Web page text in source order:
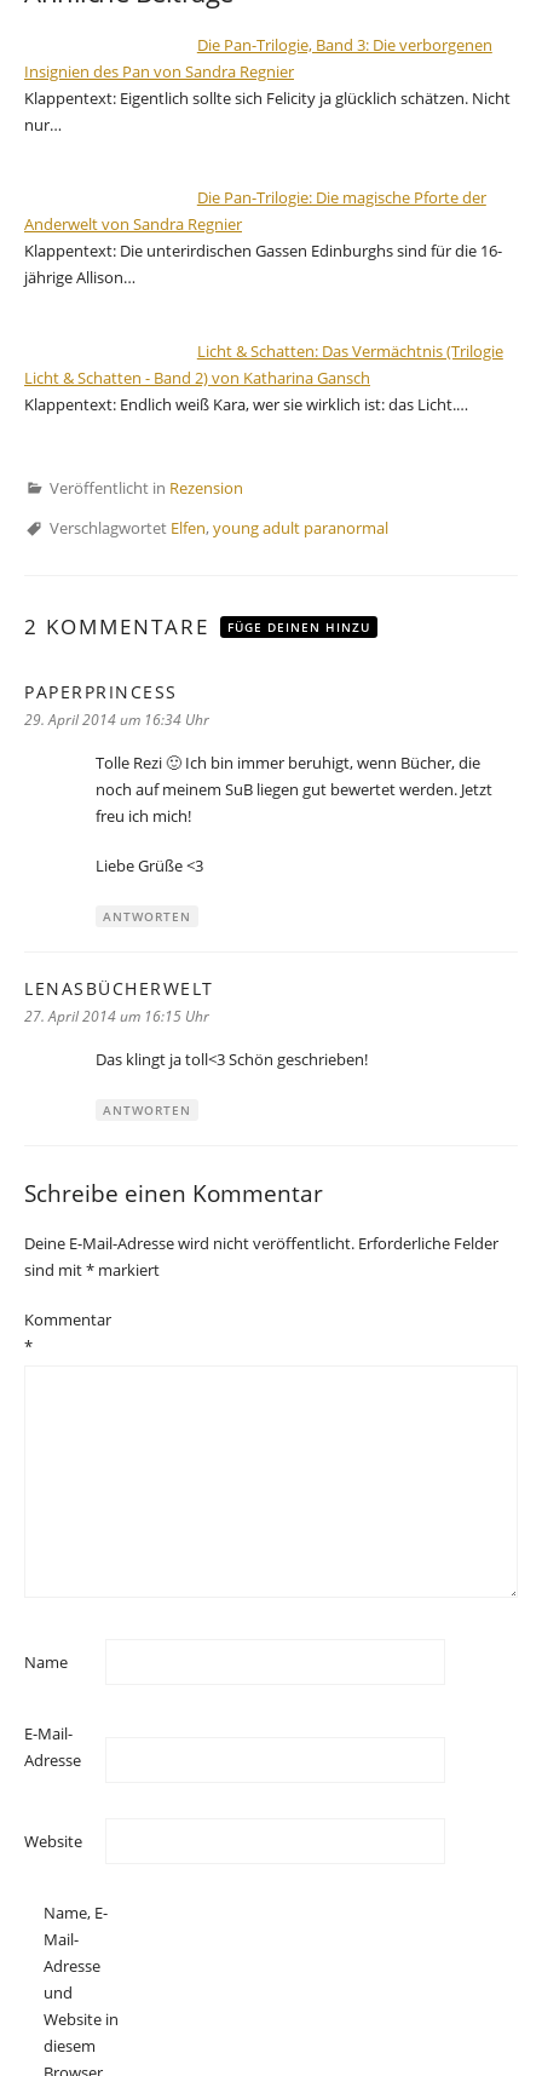
Die Pan-Trilogie, Band 3: Die verborgenen
Insignien des Pan von Sandra Regnier
Klappentext: Eigentlich sollte sich Felicity ja glücklich schätzen. Nicht
nur…
Die Pan-Trilogie: Die magische Pforte der
Anderwelt von Sandra Regnier
Klappentext: Die unterirdischen Gassen Edinburghs sind für die 16-
jährige Allison…
Licht & Schatten: Das Vermächtnis (Trilogie
Licht & Schatten - Band 2) von Katharina Gansch
Klappentext: Endlich weiß Kara, wer sie wirklich ist: das Licht.…
Veröffentlicht in Rezension
Verschlagwortet Elfen,young adult paranormal
2 KOMMENTARE FÜGE DEINEN HINZU
PAPERPRINCESS
29. April 2014 um 16:34 Uhr
Tolle Rezi 🙂 Ich bin immer beruhigt, wenn Bücher, die
noch auf meinem SuB liegen gut bewertet werden. Jetzt
freu ich mich!
Liebe Grüße <3
ANTWORTEN
LENASBÜCHERWELT
27. April 2014 um 16:15 Uhr
Das klingt ja toll<3 Schön geschrieben!
ANTWORTEN
Schreibe einen Kommentar
Deine E-Mail-Adresse wird nicht veröffentlicht. Erforderliche Felder
sind mit* markiert
Kommentar
*
Name
E-Mail-
Adresse
Website
Name, E-
Mail-
Adresse
und
Website in
diesem